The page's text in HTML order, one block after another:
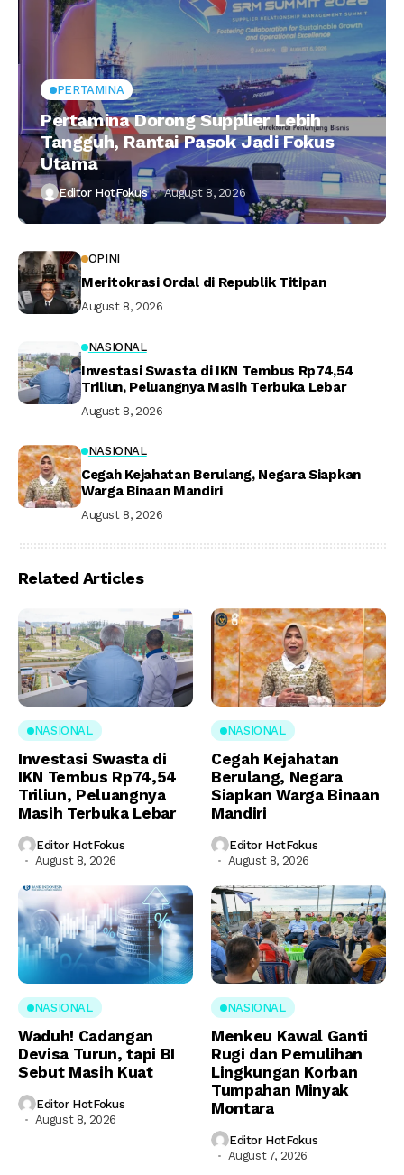
PERTAMINA
Pertamina Dorong Supplier Lebih
Tangguh, Rantai Pasok Jadi Fokus
Utama
Editor HotFokus August 8, 2026
OPINI
Meritokrasi Ordal di Republik Titipan
August 8, 2026
NASIONAL
Investasi Swasta di IKN Tembus Rp74,54
Triliun, Peluangnya Masih Terbuka Lebar
August 8, 2026
NASIONAL
Cegah Kejahatan Berulang, Negara Siapkan
Warga Binaan Mandiri
August 8, 2026
Related Articles
NASIONAL
Investasi Swasta di
IKN Tembus Rp74,54
Triliun, Peluangnya
Masih Terbuka Lebar
Editor HotFokus
August 8, 2026
NASIONAL
Cegah Kejahatan
Berulang, Negara
Siapkan Warga Binaan
Mandiri
Editor HotFokus
August 8, 2026
NASIONAL
Waduh! Cadangan
Devisa Turun, tapi BI
Sebut Masih Kuat
Editor HotFokus
August 8, 2026
NASIONAL
Menkeu Kawal Ganti
Rugi dan Pemulihan
Lingkungan Korban
Tumpahan Minyak
Montara
Editor HotFokus
August 7, 2026